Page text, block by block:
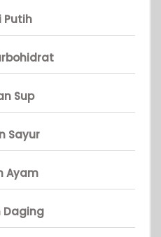
Putih
Sup
Sayur
Ayam
Daging